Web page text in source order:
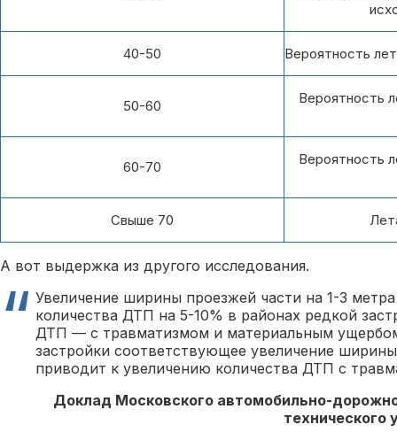
40-50 Вероятность
50-60 Вероятность
60-70 Вероятность
Свыше 70
А вот выдержка из другого исследования.
Увеличение ширины проезжей части на 1-3
количества ДТП на 5-10% в районах редкой
ДТП — с травматизмом и материальным
застройки соответствующее увеличение
приводит к увеличению количества ДТП с
Доклад Московского автомобильно-